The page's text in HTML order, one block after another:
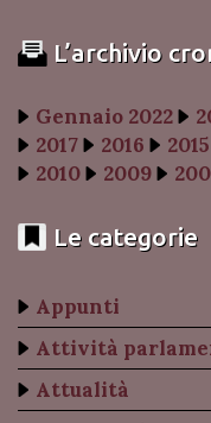
L’archivio
Gennaio 2022
2017
2016 2015
2010
2009
Le categorie
Appunti
Attività
Attualità